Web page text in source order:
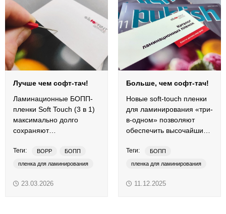
Лучше чем софт-тач!
Ламинационные БОПП-
пленки Soft Touch (3 в 1)
максимально долго
сохраняют
презентабельность
печатной продукции.
Теги: BOPP БОПП
пленка для ламинирования
23.03.2026
Больше, чем софт-тач!
Новые soft-touch пленки
для ламинирования «три-
в-одном» позволяют
обеспечить высочайший
защиты печатной
продукции.
Теги: БОПП
пленка для ламинирования
11.12.2025